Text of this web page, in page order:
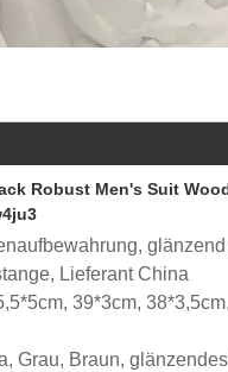
Robust Men's Suit
Lieferant China
39*3cm,
Grau, Braun,